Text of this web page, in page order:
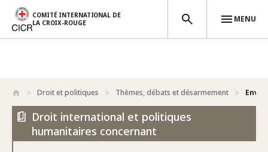
Aller au contenu principal
COMITÉ INTERNATIONAL DE
LA CROIX-ROUGE
MENU
Droit et politiques Thèmes, débats et désarmement
Droit international et politiques
humanitaires concernant